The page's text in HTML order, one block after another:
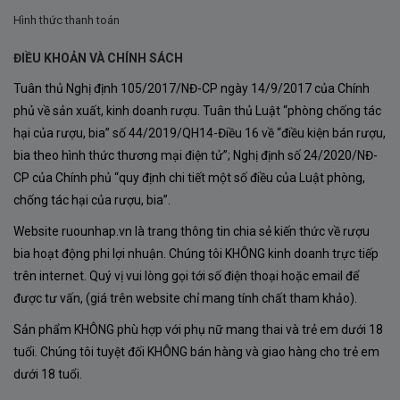
đến từ một địa danh duy nhất.
Những trái nho được tuyển chọn từ hai vườn hữu cơ nổi
tiếng của gia đình Vivanco:
Orizabal trồng Tempranillo.
La Isla trồng Maturana Tinta.
Việc chỉ sử dụng nho trong phạm vi làng Briones giúp
chai vang thể hiện rõ bản sắc terroir mà không bị pha
trộn bởi nhiều khu vực khác nhau.
Đó cũng là lý do Vivanco Brunes được giới chuyên môn
Hình thức thanh toán
ĐIỀU KHOẢN VÀ CHÍNH SÁCH
Tuân thủ Nghị định 105/2017/NĐ-CP ngày 14/9/2017 của Chính
phủ về sản xuất, kinh doanh rượu. Tuân thủ Luật “phòng chống tác
hại của rượu, bia” số 44/2019/QH14-Điều 16 về “điều kiện bán rượu,
bia theo hình thức thương mại điện tử”; Nghị định số 24/2020/NĐ-
CP của Chính phủ “quy định chi tiết một số điều của Luật phòng,
chống tác hại của rượu, bia”.
Website ruounhap.vn là trang thông tin chia sẻ kiến thức về rượu
bia hoạt động phi lợi nhuận. Chúng tôi KHÔNG kinh doanh trực tiếp
trên internet. Quý vị vui lòng gọi tới số điện thoại hoặc email để
được tư vấn, (giá trên website chỉ mang tính chất tham khảo).
Sản phẩm KHÔNG phù hợp với phụ nữ mang thai và trẻ em dưới 18
tuổi. Chúng tôi tuyệt đối KHÔNG bán hàng và giao hàng cho trẻ em
dưới 18 tuổi.